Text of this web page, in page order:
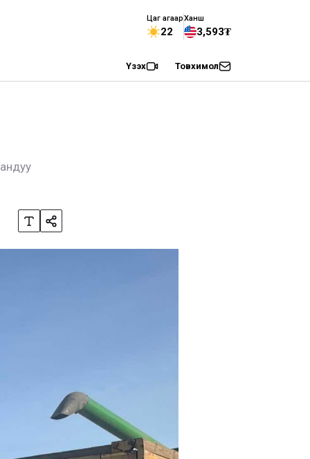
Цаг агаар
22
Ханш
3,593₮
Үзэх Товхимол